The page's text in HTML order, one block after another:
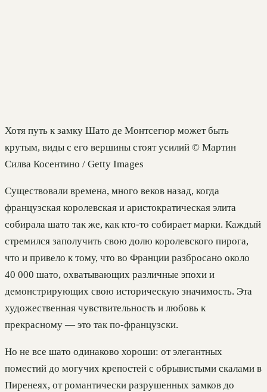
Хотя путь к замку Шато де Монтсегюр может быть
крутым, виды с его вершины стоят усилий © Мартин
Силва Косентино / Getty Images
Существовали времена, много веков назад, когда
французская королевская и аристократическая элита
собирала шато так же, как кто-то собирает марки. Каждый
стремился заполучить свою долю королевского пирога,
что и привело к тому, что во Франции разбросано около
40 000 шато, охватывающих различные эпохи и
демонстрирующих свою историческую значимость. Эта
художественная чувствительность и любовь к
прекрасному — это так по-французски.
Но не все шато одинаково хороши: от элегантных
поместий до могучих крепостей с обрывистыми скалами в
Пиренеях, от романтически разрушенных замков до